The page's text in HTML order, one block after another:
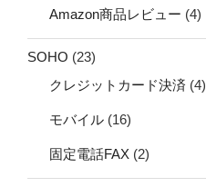
Amazon商品レビュー (4)
SOHO (23)
クレジットカード決済 (4)
モバイル (16)
固定電話FAX (2)